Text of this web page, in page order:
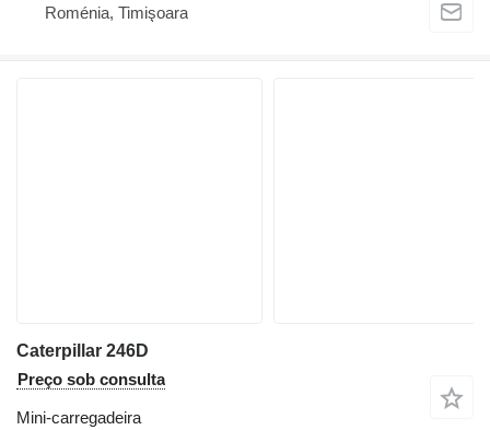
Roménia, Timişoara
Caterpillar 246D
Preço sob consulta
Mini-carregadeira